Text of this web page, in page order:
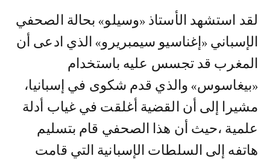
لقد استشهد الأستاذ «وسيلو» بحالة الصحفي
الإسباني «إغناسيو سيمبريرو» الذي ادعى أن
المغرب قد تجسس عليه باستخدام
«بيغاسوس» والذي قدم شكوى في إسبانيا،
مشيرا إلى أن القضية أغلقت في غياب أدلة
علمية ،حيث أن هذا الصحفي قام بتسليم
هاتفه إلى السلطات الإسبانية التي قامت